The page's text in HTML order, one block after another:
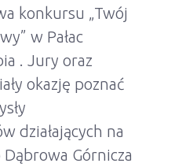
konkursu „Twój
w Pałac
. Jury oraz
okazję poznać
działających na
Górnicza